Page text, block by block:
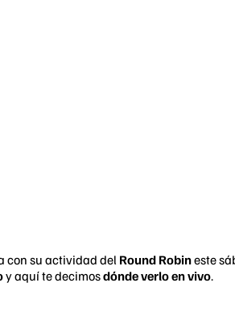
con su actividad del Round Robineste
y aquí te decimosdónde verlo en vivo.